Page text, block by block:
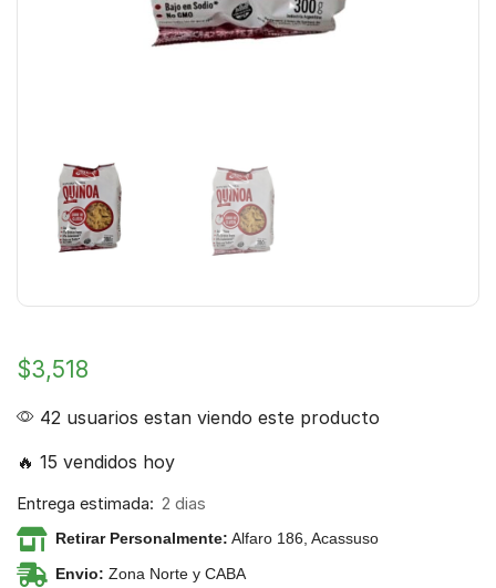
$3,518
42 usuarios estan viendo este producto
🔥 15 vendidos hoy
Entrega estimada: 2 dias
Retirar Personalmente: Alfaro 186, Acassuso
Envio: Zona Norte y CABA